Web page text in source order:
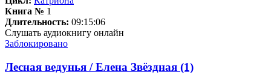
Книга № 1
Длительность: 09:15:06
Слушать аудиокнигу онлайн
Заблокировано
Лесная ведунья / Елена Звёздная (1)